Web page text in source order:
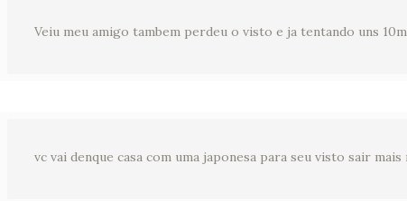
Veiu meu amigo tambem perdeu o visto e ja tentando uns
vc vai denque casa com uma japonesa para seu visto sair